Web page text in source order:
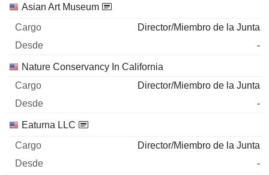
Asian Art Museum
Director/Miembro de la Junta
-
Nature Conservancy In California
Director/Miembro de la Junta
-
Eaturna LLC
Director/Miembro de la Junta
-